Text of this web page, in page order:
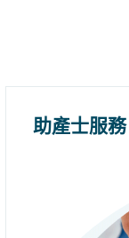
助產士服務